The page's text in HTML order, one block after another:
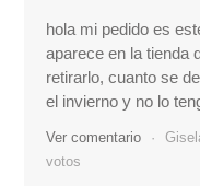
hola mi pedido es
aparece en la tienda
retirarlo, cuanto se
el invierno y no lo
Ver comentario
votos